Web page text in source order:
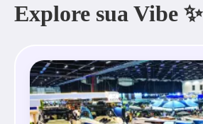
Explore sua Vibe ✨